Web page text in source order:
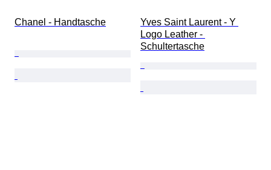
Chanel - Handtasche
Yves Saint Laurent - Y
Logo Leather -
Schultertasche